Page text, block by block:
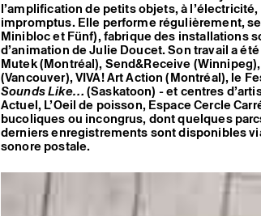
l’amplification de petits objets, à
impromptus. Elle performe régulièrement,
Minibloc et Fünf), fabrique des installations
d’animation de Julie Doucet. Son travail a
Mutek (Montréal), Send&Receive
(Vancouver), VIVA! Art Action (Montréal), le
Sounds Like…(Saskatoon) - et centres
Actuel, L’Oeil de poisson, Espace Cercle
bucoliques ou incongrus, dont quelques
derniers enregistrements sont disponibles
sonore postale.